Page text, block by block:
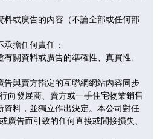
4房(2套)
B
1,594呎
料或廣告的內容（不論全部或任何部
擔任何責任；
關資料或廣告的準確性、真實性、
告與賣方指定的互聯網網站內容同步
向發展商、賣方或一手住宅物業銷售
資料，並獨立作出決定。本公司對任
廣告而引致的任何直接或間接損失、